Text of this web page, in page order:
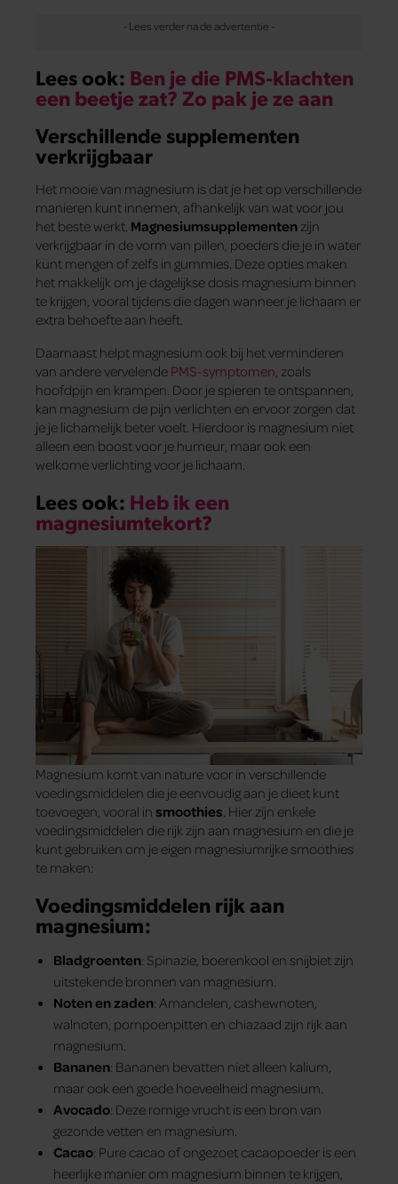
Lees ook: Ben je die PMS-klachten
een beetje zat? Zo pak je ze aan
Verschillende supplementen
verkrijgbaar
Het mooie van magnesium is dat je het op verschillende
manieren kunt innemen, afhankelijk van wat voor jou
het beste werkt. Magnesiumsupplementen zijn
verkrijgbaar in de vorm van pillen, poeders die je in water
kunt mengen of zelfs in gummies. Deze opties maken
het makkelijk om je dagelijkse dosis magnesium binnen
te krijgen, vooral tijdens die dagen wanneer je lichaam er
extra behoefte aan heeft.
Daarnaast helpt magnesium ook bij het verminderen
van andere vervelende PMS-symptomen, zoals
hoofdpijn en krampen. Door je spieren te ontspannen,
kan magnesium de pijn verlichten en ervoor zorgen dat
je je lichamelijk beter voelt. Hierdoor is magnesium niet
alleen een boost voor je humeur, maar ook een
welkome verlichting voor je lichaam.
Lees ook: Heb ik een
magnesiumtekort?
Magnesium komt van nature voor in verschillende
voedingsmiddelen die je eenvoudig aan je dieet kunt
toevoegen, vooral in smoothies . Hier zijn enkele
voedingsmiddelen die rijk zijn aan magnesium en die je
kunt gebruiken om je eigen magnesiumrijke smoothies
te maken:
Voedingsmiddelen rijk aan
magnesium:
Bladgroenten: Spinazie, boerenkool en snijbiet zijn
uitstekende bronnen van magnesium.
Noten en zaden: Amandelen, cashewnoten,
walnoten, pompoenpitten en chiazaad zijn rijk aan
magnesium.
Bananen: Bananen bevatten niet alleen kalium,
maar ook een goede hoeveelheid magnesium.
Avocado: Deze romige vrucht is een bron van
gezonde vetten en magnesium.
Cacao: Pure cacao of ongezoet cacaopoeder is een
heerlijke manier om magnesium binnen te krijgen,